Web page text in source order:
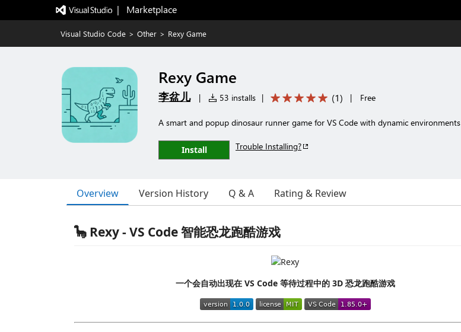
|   Marketplace
Visual Studio Code > Other > Rexy Game
Rexy Game
李盆儿 | 53 installs | (1) | Free
A smart and popup dinosaur runner game for VS Code with dynamic environments
Install Trouble Installing?
Overview Version History Q & A Rating & Review
🦕 Rexy - VS Code 智能恐龙跑酷游戏
一个会自动出现在 VS Code 等待过程中的 3D 恐龙跑酷游戏